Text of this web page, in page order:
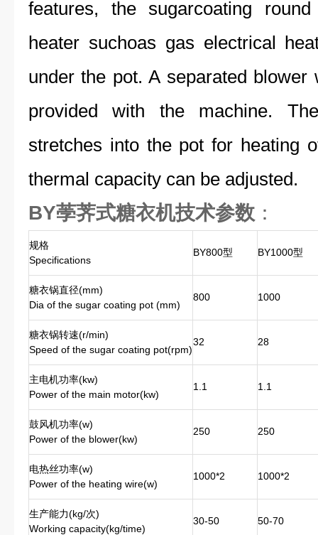
features, the sugarcoating
heater suchoas gas electrical
under the pot. A separated
provided with the machine.
stretches into the pot for heating
thermal capacity can be adjusted.
BY荸荠式糖衣机技术参数 ：
规格
Specifications
BY800型 BY1000型
糖衣锅直径(mm)
Dia of the sugar coating pot (mm)
800 1000
糖衣锅转速(r/min)
Speed of the sugar coating pot(rpm)
32 28
主电机功率(kw)
Power of the main motor(kw)
1.1 1.1
鼓风机功率(w)
Power of the blower(kw)
250 250
电热丝功率(w)
Power of the heating wire(w)
1000*2 1000*2
生产能力(kg/次)
Working capacity(kg/time)
30-50 50-70